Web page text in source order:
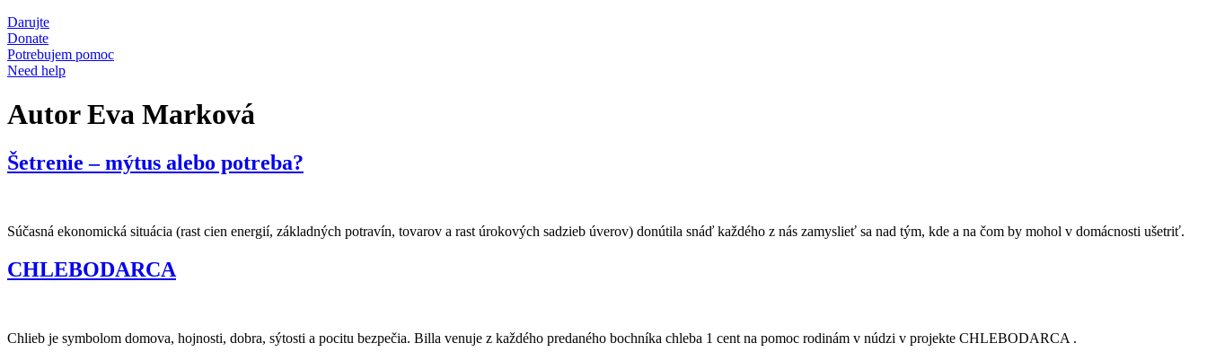
Darujte
Donate
Potrebujem pomoc
Need help
AutorEva Marková
Šetrenie – mýtus alebo potreba?
Súčasná ekonomická situácia (rast cien energií, základných potravín, tovarov a rast úrokových sadzieb úverov) donútila snáď každého z nás zamyslieť sa nad tým, kde a na čom by mohol v domácnosti ušetriť.
CHLEBODARCA
Chlieb je symbolom domova, hojnosti, dobra, sýtosti a pocitu bezpečia. Billa venuje z každého predaného bochníka chleba 1 cent na pomoc rodinám v núdzi v projekte CHLEBODARCA .